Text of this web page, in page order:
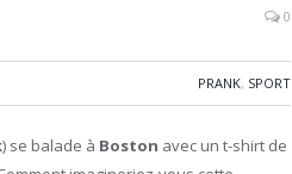
0
PRANK, SPORT
) se balade à Boston avec un t-shirt de